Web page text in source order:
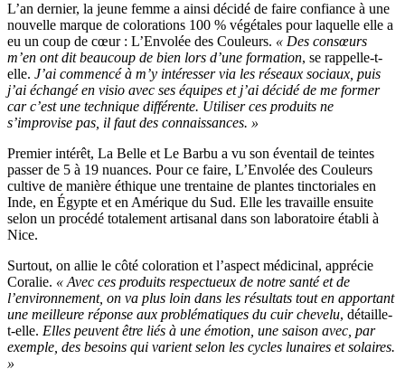
L’an dernier, la jeune femme a ainsi décidé de faire confiance à une
nouvelle marque de colorations 100 % végétales pour laquelle elle a
eu un coup de cœur : L’Envolée des Couleurs. « Des consœurs
m’en ont dit beaucoup de bien lors d’une formation, se rappelle-t-
elle. J’ai commencé à m’y intéresser via les réseaux sociaux, puis
j’ai échangé en visio avec ses équipes et j’ai décidé de me former
car c’est une technique différente. Utiliser ces produits ne
s’improvise pas, il faut des connaissances. »
Premier intérêt, La Belle et Le Barbu a vu son éventail de teintes
passer de 5 à 19 nuances. Pour ce faire, L’Envolée des Couleurs
cultive de manière éthique une trentaine de plantes tinctoriales en
Inde, en Égypte et en Amérique du Sud. Elle les travaille ensuite
selon un procédé totalement artisanal dans son laboratoire établi à
Nice.
Surtout, on allie le côté coloration et l’aspect médicinal, apprécie
Coralie. « Avec ces produits respectueux de notre santé et de
l’environnement, on va plus loin dans les résultats tout en apportant
une meilleure réponse aux problématiques du cuir chevelu, détaille-
t-elle. Elles peuvent être liés à une émotion, une saison avec, par
exemple, des besoins qui varient selon les cycles lunaires et solaires.
»